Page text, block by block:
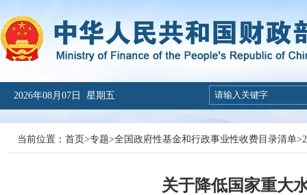
2026年08月07日 星期五
当前位置： 首页>专题>全国政府性基金和行政事业性收费目录清单>
关于降低国家重大